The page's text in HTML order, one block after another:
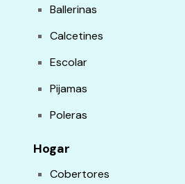
Ballerinas
Calcetines
Escolar
Pijamas
Poleras
Hogar
Cobertores